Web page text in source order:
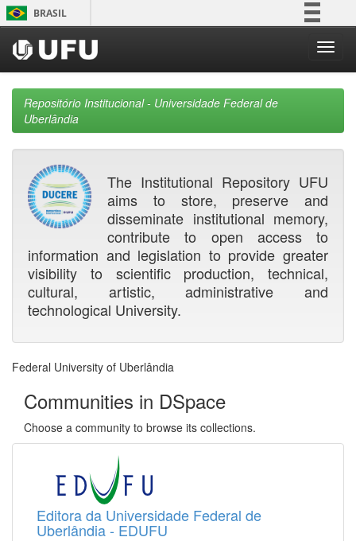
Skip
navigation
BRASIL
Participe
Acesso à informação
Legislação
Repositório Institucional - Universidade Federal de
Uberlândia
The Institutional Repository UFU
aims to store, preserve and
disseminate institutional memory,
contribute to open access to
information and legislation to provide greater
visibility to scientific production, technical,
cultural, artistic, administrative and
technological University.
Federal University of Uberlândia
Communities in DSpace
Choose a community to browse its collections.
Editora da Universidade Federal de
Uberlândia - EDUFU